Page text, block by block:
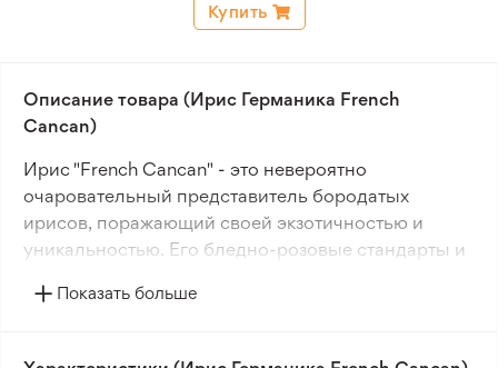
Купить
Описание товара (Ирис Германика French
Cancan)
Ирис "French Cancan" - это невероятно
очаровательный представитель бородатых
ирисов, поражающий своей экзотичностью и
уникальностью. Его бледно-розовые стандарты и
создают невероятно нежный и изысканный
действительно особенным, - это ярко-красная
Показать больше